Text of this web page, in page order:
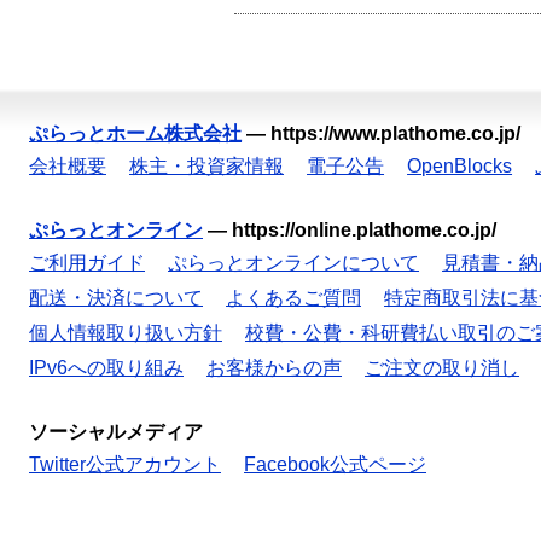
ぷらっとホーム株式会社 — https://www.plathome.co.jp/
会社概要
株主・投資家情報 電子公告 OpenBlocks
ぷらっとオンライン — https://online.plathome.co.jp/
ご利用ガイド
ぷらっとオンラインについて
見積書・
配送・決済について
よくあるご質問
特定商取引法に
個人情報取り扱い方針
校費・公費・科研費払い取引のご
IPv6への取り組み
お客様からの声 ご注文の取り消し
ソーシャルメディア
Twitter公式アカウント
Facebook公式ページ